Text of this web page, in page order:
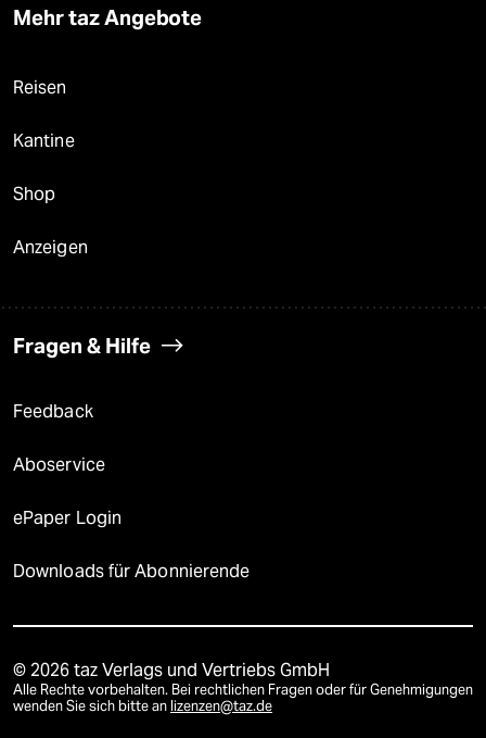
Mehr taz Angebote
Reisen
Kantine
Shop
Anzeigen
Fragen & Hilfe
Feedback
Aboservice
ePaper Login
Downloads für Abonnierende
© 2026 taz Verlags und Vertriebs GmbH
Alle Rechte vorbehalten. Bei rechtlichen Fragen oder für Genehmigungen
wenden Sie sich bitte an lizenzen@taz.de